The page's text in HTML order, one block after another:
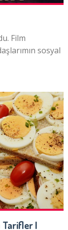
Film
sosyal
Tarifler I